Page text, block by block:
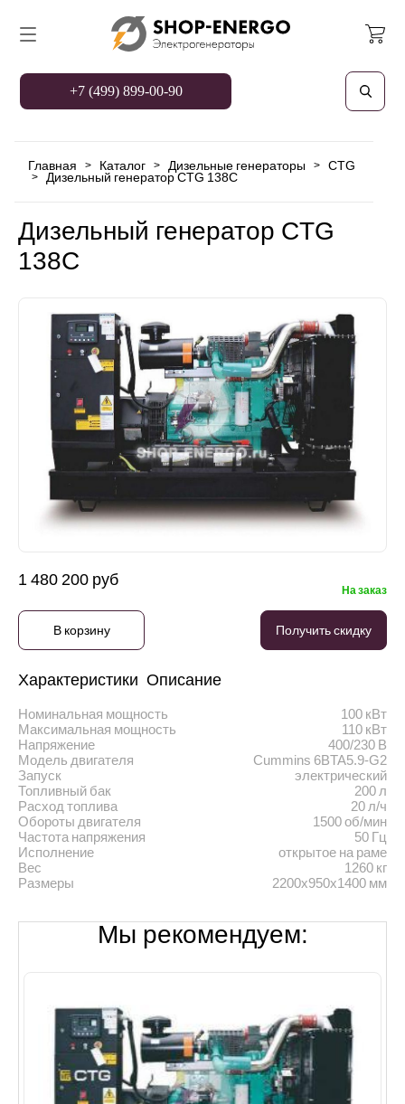
+7 (499) 899-00-90
Главная > Каталог > Дизельные генераторы > CTG
> Дизельный генератор CTG 138C
Дизельный генератор CTG
138C
1 480 200 руб
На заказ
В корзину Получить скидку
Характеристики Описание
Номинальная мощность
100 кВт
Максимальная мощность
110 кВт
Напряжение
400/230 В
Модель двигателя
Cummins 6BTA5.9-G2
Запуск
электрический
Топливный бак
200 л
Расход топлива
20 л/ч
Обороты двигателя
1500 об/мин
Частота напряжения
50 Гц
Исполнение
открытое на раме
Вес
1260 кг
Размеры
2200x950x1400 мм
Мы рекомендуем: